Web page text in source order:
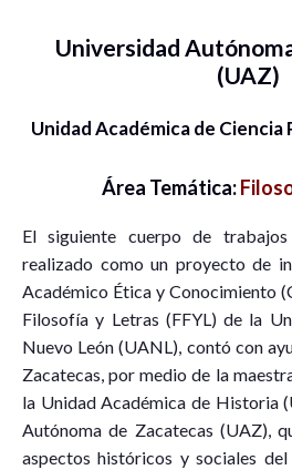
Universidad
(UAZ)
Unidad Académica de
Área Temática:
El siguiente cuerpo de
realizado como un proyecto de
Académico Ética y Conocimiento
Filosofía y Letras (FFYL) de la
Nuevo León (UANL), contó con
Zacatecas, por medio de la
la Unidad Académica de Historia
Autónoma de Zacatecas (UAZ),
aspectos históricos y sociales